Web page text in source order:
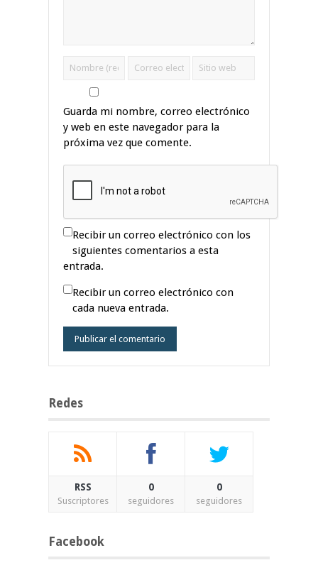
Guarda mi nombre, correo electrónico
y web en este navegador para la
próxima vez que comente.
Recibir un correo electrónico con los
siguientes comentarios a esta
entrada.
Recibir un correo electrónico con
cada nueva entrada.
Redes
RSS
Suscriptores
0
seguidores
0
seguidores
Facebook